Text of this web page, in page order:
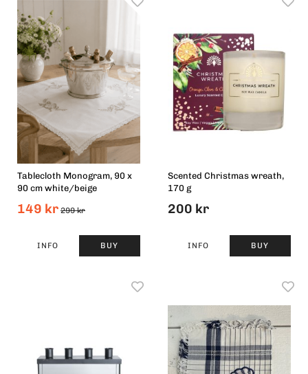
Tablecloth Monogram, 90 x
90 cm white/beige
149 kr 299 kr
INFO BUY
Scented Christmas wreath,
170 g
200 kr
INFO BUY